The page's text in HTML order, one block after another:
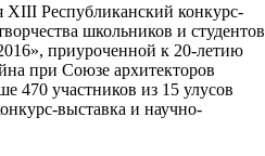
XIII Республиканский конкурс-
школьников и студентов
приуроченной к 20-летию
при Союзе архитекторов
470 участников из 15 улусов
выставка и научно-